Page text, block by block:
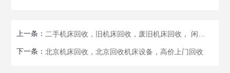
上一条：
下一条：北京机床回收，北京回收机床设备，高价上门回收